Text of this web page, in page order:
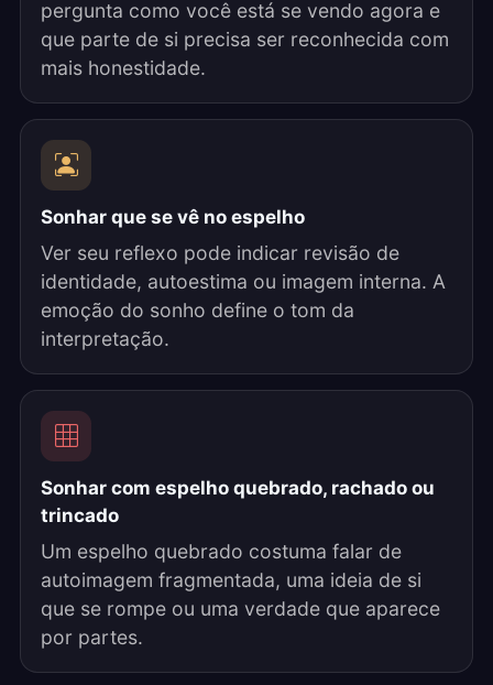
pergunta como você está se vendo agora e
que parte de si precisa ser reconhecida com
mais honestidade.
Sonhar que se vê no espelho
Ver seu reflexo pode indicar revisão de
identidade, autoestima ou imagem interna. A
emoção do sonho define o tom da
interpretação.
Sonhar com espelho quebrado, rachado ou
trincado
Um espelho quebrado costuma falar de
autoimagem fragmentada, uma ideia de si
que se rompe ou uma verdade que aparece
por partes.